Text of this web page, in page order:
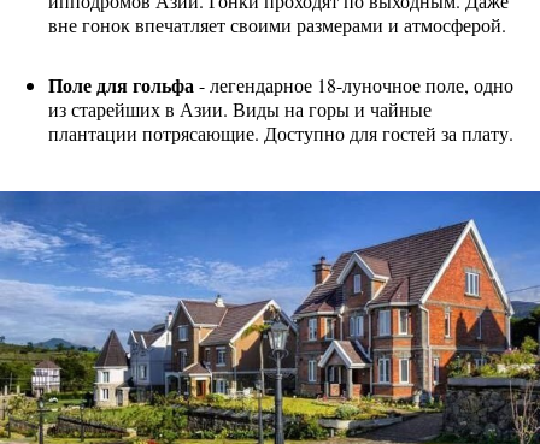
вне гонок впечатляет своими размерами и атмосферой.
Поле для гольфа- легендарное 18-луночное поле, одно
из старейших в Азии. Виды на горы и чайные
плантации потрясающие. Доступно для гостей за плату.